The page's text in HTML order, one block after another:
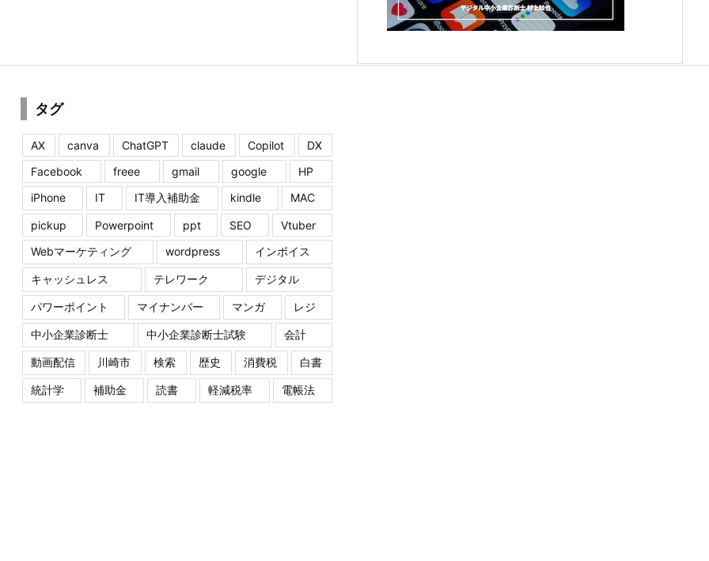
タグ
AX canva ChatGPT claude Copilot
DX
Facebook
freee gmail google
HP
iPhone
IT IT導入補助金 kindle MAC
pickup Powerpoint ppt SEO
Vtuber
Webマーケティング
wordpress インボイス
キャッシュレス テレワーク デジタル
パワーポイント マイナンバー マンガ レジ
中小企業診断士 中小企業診断士試験 会計
動画配信 川崎市 検索 歴史 消費税 白書
統計学 補助金 読書 軽減税率 電帳法